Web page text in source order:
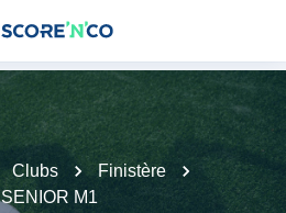
Clubs
Finistère
SENIOR M1